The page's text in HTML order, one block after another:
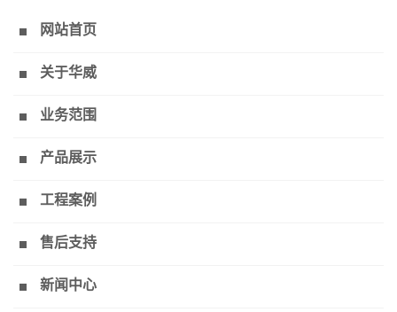
网站首页
关于华威
业务范围
产品展示
工程案例
售后支持
新闻中心